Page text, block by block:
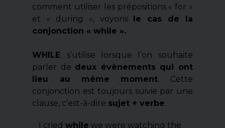
comment utiliser les prépositions « for »
et « during », voyons le cas de la
conjonction « while ».
WHILE s’utilise lorsque l’on souhaite
parler de deux évènements qui ont
lieu au même moment. Cette
conjonction est toujours suivie par une
clause, c’est-à-dire sujet + verbe.
I cried while we were watching the